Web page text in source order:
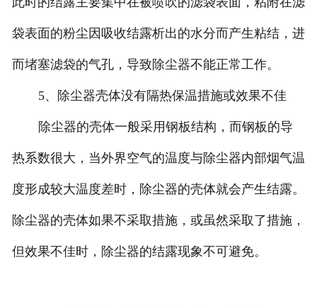
袋表面的粉尘因吸收结露析出的水分而产生粘结，进
而堵塞滤袋的气孔，导致除尘器不能正常工作。
5、除尘器壳体没有隔热保温措施或效果不佳
除尘器的壳体一般采用钢板结构，而钢板的导
热系数很大，当外界空气的温度与除尘器内部烟气温
度形成较大温度差时，除尘器的壳体就会产生结露。
除尘器的壳体如果不采取措施，或虽然采取了措施，
但效果不佳时，除尘器的结露现象不可避免。